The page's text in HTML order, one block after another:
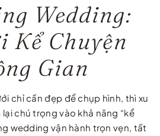
Wedding:
Kể Chuyện
Gian
chỉ cần đẹp để chụp hình, thì xu
chú trọng vào khả năng “kể
wedding vận hành trọn vẹn, tất